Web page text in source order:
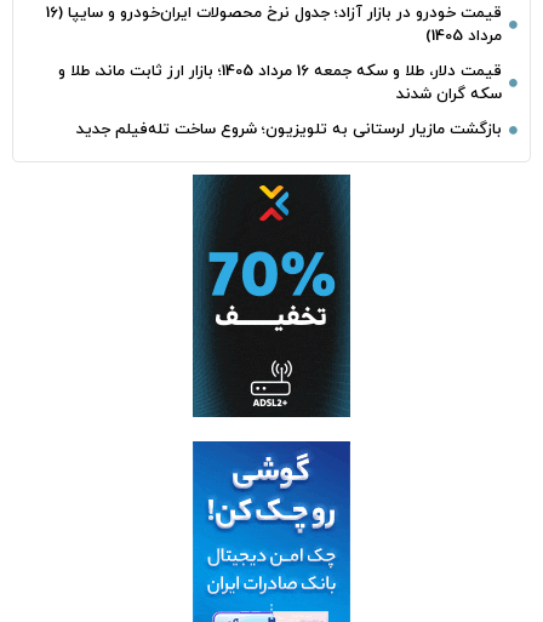
قیمت خودرو در بازار آزاد؛ جدول نرخ محصولات ایران‌خودرو و سایپا (16
مرداد 1405)
قیمت دلار، طلا و سکه جمعه 16 مرداد 1405؛ بازار ارز ثابت ماند، طلا و
سکه گران شدند
بازگشت مازیار لرستانی به تلویزیون؛ شروع ساخت تله‌فیلم جدید